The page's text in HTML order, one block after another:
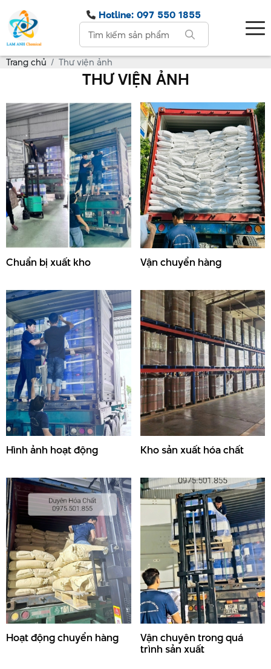
Hotline: 097 550 1855
Trang chủ Thư viện ảnh
THƯ VIỆN ẢNH
Chuẩn bị xuất kho Vận chuyển hàng
Hình ảnh hoạt động Kho sản xuất hóa chất
Hoạt động chuyển hàng Vận chuyên trong quá
trình sản xuất